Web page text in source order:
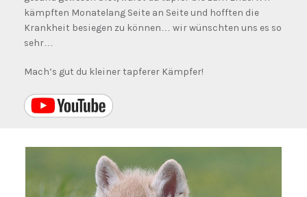
kämpften Monatelang Seite an Seite und hofften die
Krankheit besiegen zu können… wir wünschten uns es so
sehr…
Mach’s gut du kleiner tapferer Kämpfer!